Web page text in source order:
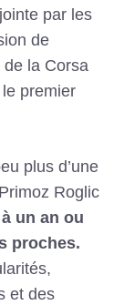
par les
de
la Corsa
premier
plus d’une
Roglic
un an ou
proches.
et des